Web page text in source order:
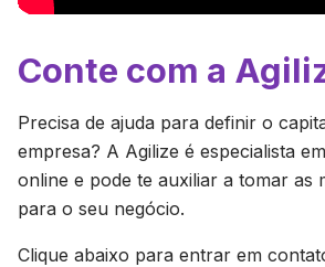
Conte com a
Precisa de ajuda para definir o
empresa? A Agilize é especialista
online e pode te auxiliar a tomar as
para o seu negócio.
Clique abaixo para entrar em